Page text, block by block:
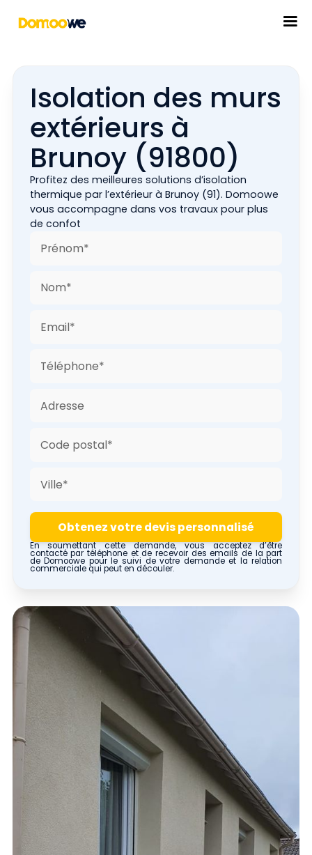
Isolation des murs
extérieurs à
Brunoy (91800)
Profitez des meilleures solutions d’isolation
thermique par l’extérieur à Brunoy (91). Domoowe
vous accompagne dans vos travaux pour plus
de confot
En soumettant cette demande, vous acceptez d’être
contacté par téléphone et de recevoir des emails de la part
de Domoowe pour le suivi de votre demande et la relation
commerciale qui peut en découler.